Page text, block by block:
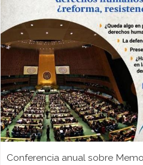
Conferencia anual sobre